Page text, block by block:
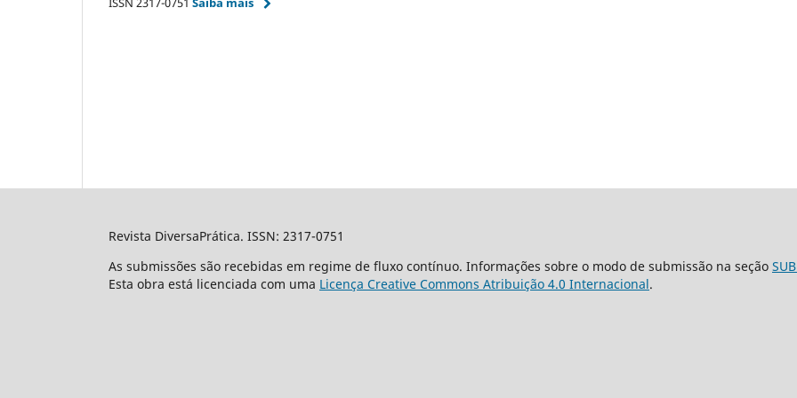
Revista DiversaPrática. ISSN: 2317-0751
As submissões são recebidas em regime de fluxo contínuo. Informações sobre o modo de submissão na seção
Esta obra está licenciada com uma Licença Creative Commons Atribuição 4.0 Internacional.